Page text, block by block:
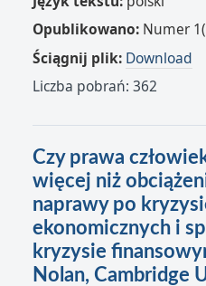
Opublikowano: Numer
Ściągnij plik: Download
Liczba pobrań: 362
Czy prawa
więcej niż
naprawy po
ekonomicznych i
kryzysie
Nolan, Cambridge